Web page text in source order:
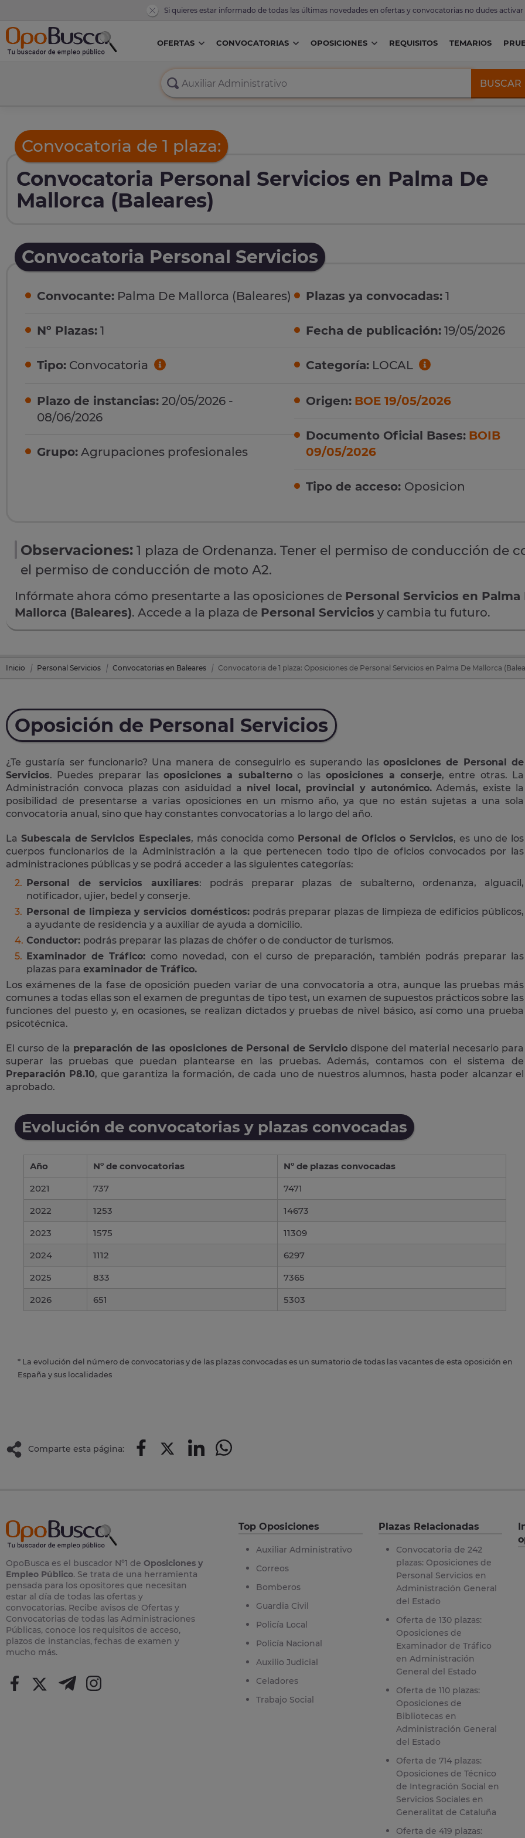
Si quieres estar informado de todas las últimas novedades en ofertas y convocatorias no dudes activar
OFERTAS CONVOCATORIAS OPOSICIONES REQUISITOS TEMARIOS
BUSCAR
Convocatoria de 1 plaza:
Convocatoria Personal Servicios en Palma De
Mallorca (Baleares)
Convocatoria Personal Servicios
Convocante: Palma De Mallorca (Baleares)
Nº Plazas: 1
Tipo: Convocatoria
Plazo de instancias: 20/05/2026 -
08/06/2026
Grupo: Agrupaciones profesionales
Plazas ya convocadas: 1
Fecha de publicación: 19/05/2026
Categoría: LOCAL
Origen: BOE 19/05/2026
Documento Oficial Bases: BOIB
09/05/2026
Tipo de acceso: Oposicion
Observaciones: 1 plaza de Ordenanza. Tener el permiso de conducción de
el permiso de conducción de moto A2.
Infórmate ahora cómo presentarte a las oposiciones de Personal Servicios en Palma
Mallorca (Baleares). Accede a la plaza de Personal Servicios y cambia tu futuro.
Inicio Personal Servicios Convocatorias en Baleares Convocatoria de 1 plaza: Oposiciones de Personal Servicios en Palma De Mallorca
Oposición de Personal Servicios
¿Te gustaría ser funcionario? Una manera de conseguirlo es superando lasoposiciones de Personal de
Servicios. Puedes preparar lasoposiciones a subalternoo las oposiciones a conserje, entre otras. La
Administración convoca plazas con asiduidad a nivel local, provincial y autonómico.Además, existe la
posibilidad de presentarse a varias oposiciones en un mismo año, ya que no están sujetas a una sola
convocatoria anual, sino que hay constantes convocatorias a lo largo del año.
La Subescala de Servicios Especiales, más conocida como Personal de Oficios o Servicios, es uno de los
cuerpos funcionarios de la Administración a la que pertenecen todo tipo de oficios convocados por las
administraciones públicas y se podrá acceder a las siguientes categorías:
Personal de servicios auxiliares: podrás preparar plazas de subalterno, ordenanza, alguacil,
notificador, ujier, bedel y conserje.
Personal de limpieza y servicios domésticos:podrás preparar plazas de limpieza de edificios públicos,
a ayudante de residencia y a auxiliar de ayuda a domicilio.
Conductor: podrás preparar las plazas de chófer o de conductor de turismos.
Examinador de Tráfico: como novedad, con el curso de preparación, también podrás preparar las
plazas para examinador de Tráfico.
Los exámenes de la fase de oposición pueden variar de una convocatoria a otra, aunque las pruebas más
comunes a todas ellas son el examen de preguntas de tipo test, un examen de supuestos prácticos sobre las
funciones del puesto y, en ocasiones, se realizan dictados y pruebas de nivel básico, así como una prueba
psicotécnica.
El curso de la preparación de las oposiciones de Personal de Servicio dispone del material necesario para
superar las pruebas que puedan plantearse en las pruebas. Además, contamos con el sistema de
Preparación P8.10, que garantiza la formación, de cada uno de nuestros alumnos, hasta poder alcanzar el
aprobado.
Evolución de convocatorias y plazas convocadas
Año Nº de convocatorias
Nº de plazas convocadas
2021
737
7471
2022
1253
14673
2023
1575
11309
2024
1112
6297
2025
833
7365
2026
651 5303
* La evolución del número de convocatorias y de las plazas convocadas es un sumatorio de todas las vacantes de esta oposición en
España y sus localidades
Comparte esta página:
OpoBusca es el buscador Nº1 de Oposiciones y
Empleo Público. Se trata de una herramienta
pensada para los opositores que necesitan
estar al día de todas las ofertas y
convocatorias. Recibe avisos de Ofertas y
Convocatorias de todas las Administraciones
Públicas, conoce los requisitos de acceso,
plazos de instancias, fechas de examen y
mucho más.
Top Oposiciones
Auxiliar Administrativo
Correos
Bomberos
Guardia Civil
Policía Local
Policía Nacional
Auxilio Judicial
Celadores
Trabajo Social
Plazas Relacionadas
Convocatoria de 242
plazas: Oposiciones de
Personal Servicios en
Administración General
del Estado
Oferta de 130 plazas:
Oposiciones de
Examinador de Tráfico
en Administración
General del Estado
Oferta de 110 plazas:
Oposiciones de
Bibliotecas en
Administración General
del Estado
Oferta de 714 plazas:
Oposiciones de Técnico
de Integración Social en
Servicios Sociales en
Generalitat de Cataluña
Oferta de 419 plazas: